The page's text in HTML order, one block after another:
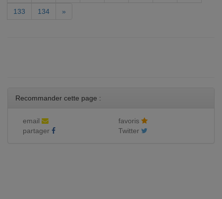
133 134 »
Recommander cette page :
email
favoris
partager
Twitter